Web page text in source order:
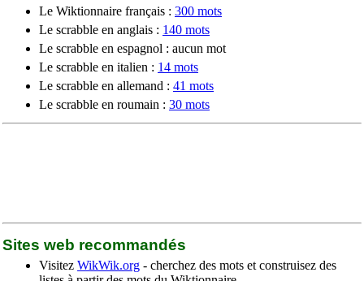
Le Wiktionnaire français : 300 mots
Le scrabble en anglais : 140 mots
Le scrabble en espagnol : aucun mot
Le scrabble en italien : 14 mots
Le scrabble en allemand : 41 mots
Le scrabble en roumain : 30 mots
Sites web recommandés
Visitez WikWik.org - cherchez des mots et construisez des